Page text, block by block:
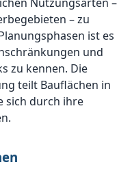
– zu
ist es
und
zu kennen. Die
teilt Bauflächen in
sich durch ihre